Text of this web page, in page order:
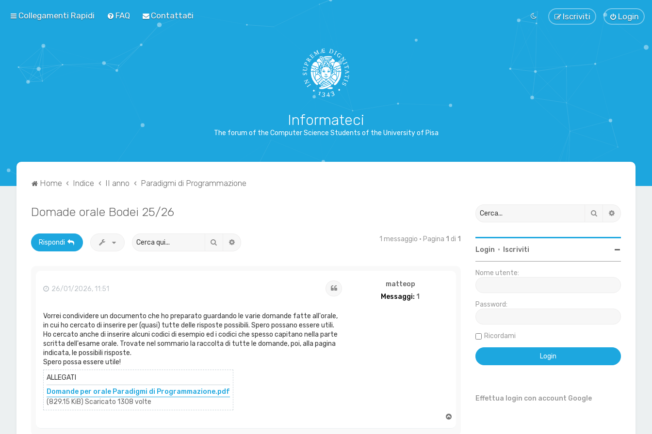
Collegamenti Rapidi FAQ Contattaci Login
Iscriviti
Informateci
The forum of the Computer Science Students of the University of Pisa
Home Indice II anno Paradigmi di Programmazione
Domade orale Bodei 25/26
Rispondi Cerca 1 messaggio • Pagina 1 di 1
matteop
Messaggi: 1
26/01/2026, 11:51
Vorrei condividere un documento che ho preparato guardando le varie domande fatte all'orale,
in cui ho cercato di inserire per (quasi) tutte delle risposte possibili. Spero possano essere utili.
Ho cercato anche di inserire alcuni codici di esempio ed i codici che spesso capitano nella parte
scritta dell'esame orale. Trovate nel sommario la raccolta di tutte le domande, poi, alla pagina
indicata, le possibili risposte.
Spero possa essere utile!
ALLEGATI
Domande per orale Paradigmi di Programmazione.pdf
(829.15 KiB) Scaricato 1308 volte
Cerca
Login • Iscriviti
Nome utente:
Password:
Ricordami
Effettua login con account Google